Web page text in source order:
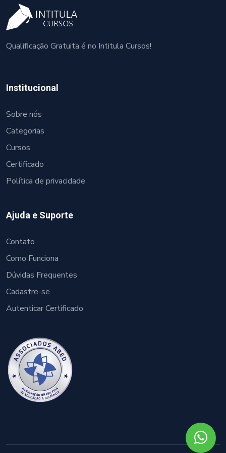
Qualificação Gratuita é no Intitula Cursos!
Institucional
Sobre nós
Categorias
Cursos
Certificado
Política de privacidade
Ajuda e Suporte
Contato
Como Funciona
Dúvidas Frequentes
Cadastre-se
Autenticar Certificado